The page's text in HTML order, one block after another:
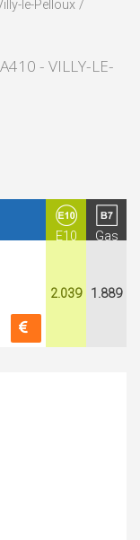
le-Pelloux /
- VILLY-LE-
E10
Gas
2.039 1.889